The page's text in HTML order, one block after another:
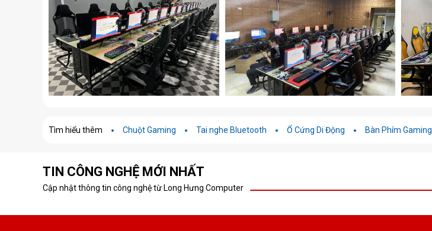
Tìm hiểu thêm Chuột Gaming Tai nghe Bluetooth Ổ Cứng Di Động Bàn Phím Gaming
TIN CÔNG NGHỆ MỚI NHẤT
Cập nhật thông tin công nghệ từ Long Hưng Computer